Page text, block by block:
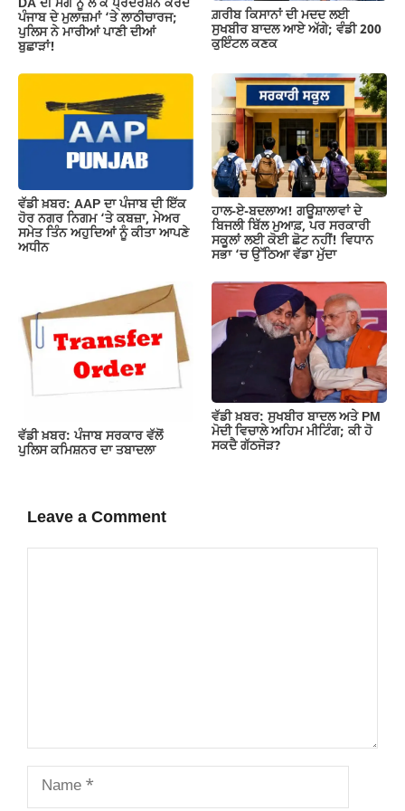
DA ਦੀ ਮੰਗ ਨੂੰ ਲੈ ਕੇ ਪ੍ਰਦਰਸ਼ਨ ਕਰਦੇ
ਪੰਜਾਬ ਦੇ ਮੁਲਾਜ਼ਮਾਂ ‘ਤੇ ਲਾਠੀਚਾਰਜ;
ਪੁਲਿਸ ਨੇ ਮਾਰੀਆਂ ਪਾਣੀ ਦੀਆਂ
ਬੁਛਾੜਾਂ!
ਗ਼ਰੀਬ ਕਿਸਾਨਾਂ ਦੀ ਮਦਦ ਲਈ
ਸੁਖਬੀਰ ਬਾਦਲ ਆਏ ਅੱਗੇ; ਵੰਡੀ 200
ਕੁਇੰਟਲ ਕਣਕ
ਵੱਡੀ ਖ਼ਬਰ: AAP ਦਾ ਪੰਜਾਬ ਦੀ ਇੱਕ
ਹੋਰ ਨਗਰ ਨਿਗਮ ‘ਤੇ ਕਬਜ਼ਾ, ਮੇਅਰ
ਸਮੇਤ ਤਿੰਨ ਅਹੁਦਿਆਂ ਨੂੰ ਕੀਤਾ ਆਪਣੇ
ਅਧੀਨ
ਹਾਲ-ਏ-ਬਦਲਾਅ! ਗਊਸ਼ਾਲਾਵਾਂ ਦੇ
ਬਿਜਲੀ ਬਿੱਲ ਮੁਆਫ਼, ਪਰ ਸਰਕਾਰੀ
ਸਕੂਲਾਂ ਲਈ ਕੋਈ ਛੋਟ ਨਹੀਂ! ਵਿਧਾਨ
ਸਭਾ ‘ਚ ਉੱਠਿਆ ਵੱਡਾ ਮੁੱਦਾ
ਵੱਡੀ ਖ਼ਬਰ: ਪੰਜਾਬ ਸਰਕਾਰ ਵੱਲੋਂ
ਪੁਲਿਸ ਕਮਿਸ਼ਨਰ ਦਾ ਤਬਾਦਲਾ
ਵੱਡੀ ਖ਼ਬਰ: ਸੁਖਬੀਰ ਬਾਦਲ ਅਤੇ PM
ਮੋਦੀ ਵਿਚਾਲੇ ਅਹਿਮ ਮੀਟਿੰਗ; ਕੀ ਹੋ
ਸਕਦੈ ਗੱਠਜੋੜ?
Leave a Comment
Name